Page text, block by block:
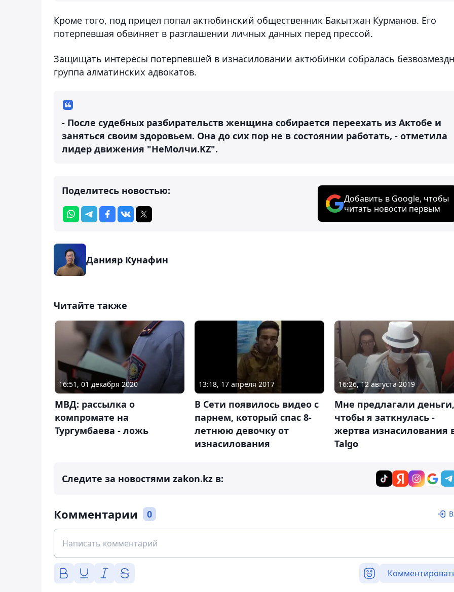
Кроме того, под прицел попал актюбинский общественник Бакытжан Курманов. Его
потерпевшая обвиняет в разглашении личных данных перед прессой.
Защищать интересы потерпевшей в изнасиловании актюбинки собралась
группа алматинских адвокатов.
- После судебных разбирательств женщина собирается переехать из Актобе и
заняться своим здоровьем. Она до сих пор не в состоянии работать, - отметила
лидер движения "НеМолчи.KZ".
Поделитесь новостью:
Добавить в Google, чтобы
читать новости первым
Данияр Кунафин
Читайте также
16:51, 01 декабря 2020
МВД: рассылка о
компромате на
Тургумбаева - ложь
13:18, 17 апреля 2017
В Сети появилось видео с
парнем, который спас 8-
летнюю девочку от
изнасилования
16:26, 12 августа 2019
Мне предлагали деньги,
чтобы я заткнулась -
жертва изнасилования
Talgo
Следите за новостями zakon.kz в:
Комментарии 0